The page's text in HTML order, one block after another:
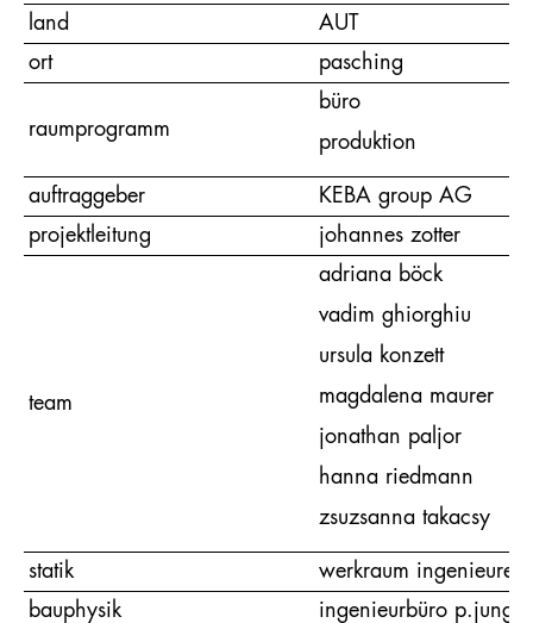
land
AUT
ort
pasching
raumprogramm
büro
produktion
auftraggeber
KEBA group AG
projektleitung
johannes zotter
team
adriana böck
vadim ghiorghiu
ursula konzett
magdalena maurer
jonathan paljor
hanna riedmann
zsuzsanna takacsy
statik
werkraum ingenieure
bauphysik
ingenieurbüro p.jung